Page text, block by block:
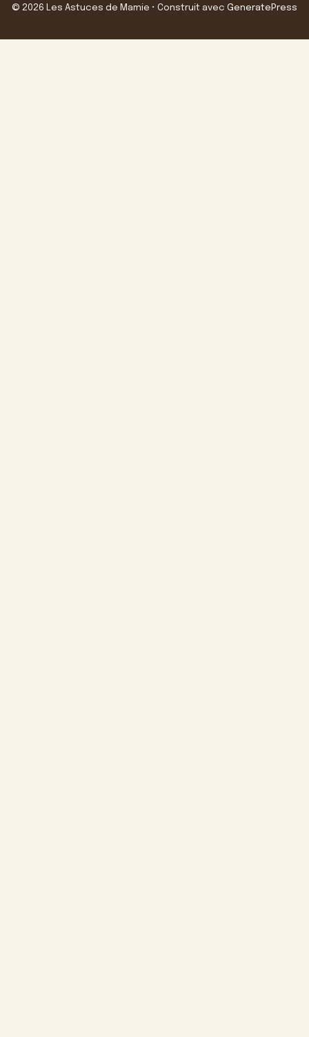
© 2026 Les Astuces de Mamie • Construit avec GeneratePress